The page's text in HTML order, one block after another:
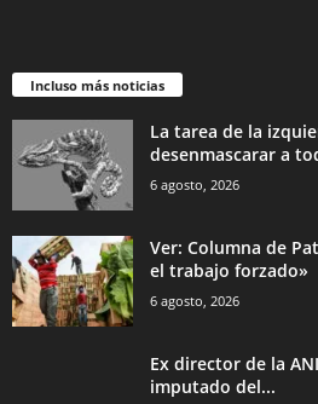
Incluso más noticias
La tarea de la
desenmascarar a
6 agosto, 2026
Ver: Columna de
el trabajo forzado»
6 agosto, 2026
Ex director de la
imputado del...